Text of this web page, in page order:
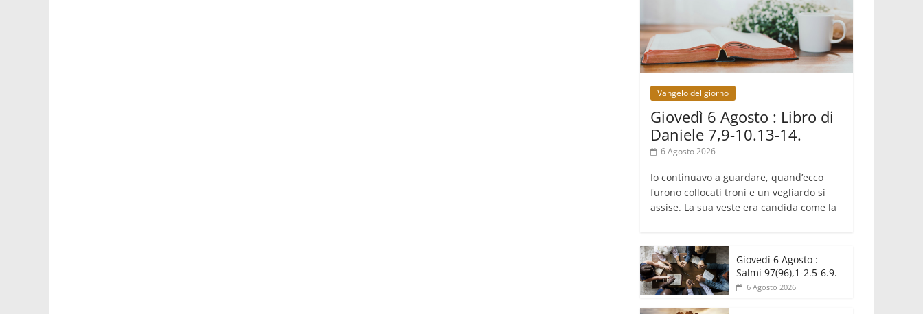
Hiroshima e Nagasaki, 81 anni dopo.
Al via i "dieci giorni di preghiera per la
pace"
06.08.2026
Santa Maria degli Angeli, quando un
06.08.2026
Libano, riprendono i colloqui di Roma
tra nuove tensioni e raid nel sud
06.08.2026
Medio Oriente, intesa tra Iran e
Vangelo del giorno
Giovedì 6 Agosto : Libro di
Daniele 7,9-10.13-14.
6 Agosto 2026
Io continuavo a guardare, quand’ecco
furono collocati troni e un vegliardo si
assise. La sua veste era candida come la
Giovedì 6 Agosto :
Salmi 97(96),1-2.5-6.9.
6 Agosto 2026